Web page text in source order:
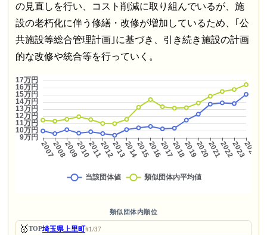
の見直しを行い、コスト削減に取り組んでいるが、施
設の老朽化に伴う修繕・改修が増加しているため、｢公
共施設等総合管理計画｣に基づき、引き続き施設の計画
的な改修や統合等を行っていく。
類似団体内順位
🥇TOP埼玉県上里町#1/37